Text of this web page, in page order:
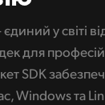
у світі
для
SDK
Windows та